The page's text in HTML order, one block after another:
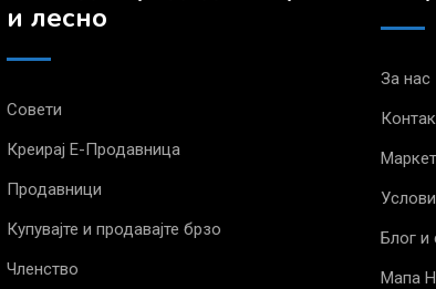
и лесно
Совети
Креирај Е-Продавница
Продавници
Купувајте и продавајте брзо
Членство
За нас
Блог и
Мапа